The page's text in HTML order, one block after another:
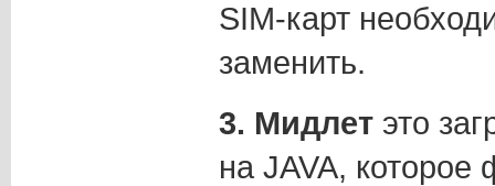
SIM-карт
заменить.
3. Мидлетэто
на JAVA, которое